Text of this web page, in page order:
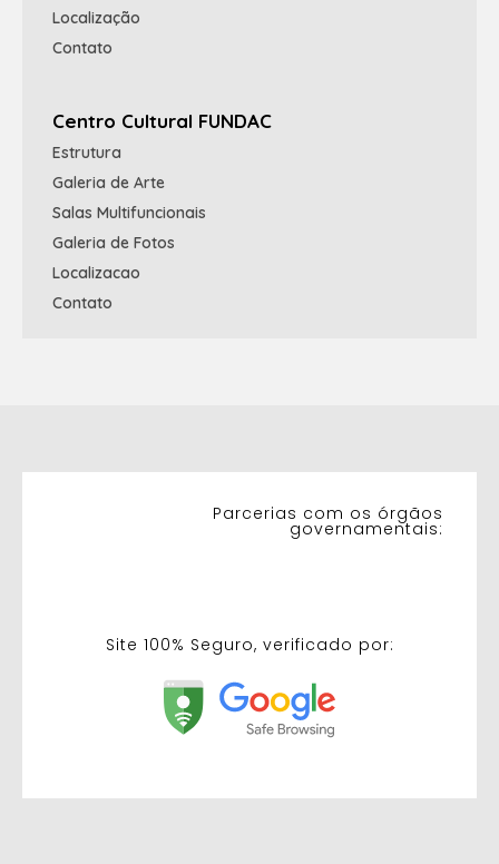
Localização
Contato
Centro Cultural FUNDAC
Estrutura
Galeria de Arte
Salas Multifuncionais
Galeria de Fotos
Localizacao
Contato
Parcerias com os órgãos
governamentais:
Site 100% Seguro, verificado por: